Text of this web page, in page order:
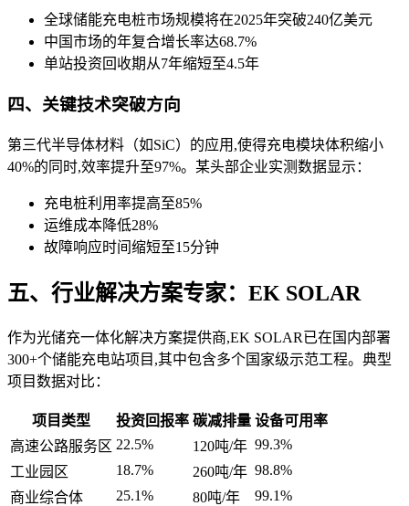
全球储能充电桩市场规模将在2025年突破240亿美元
中国市场的年复合增长率达68.7%
单站投资回收期从7年缩短至4.5年
四、关键技术突破方向
第三代半导体材料（如SiC）的应用,使得充电模块体积缩小
40%的同时,效率提升至97%。某头部企业实测数据显示：
充电桩利用率提高至85%
运维成本降低28%
故障响应时间缩短至15分钟
五、行业解决方案专家：EK SOLAR
作为光储充一体化解决方案提供商,EK SOLAR已在国内部署
300+个储能充电站项目,其中包含多个国家级示范工程。典型
项目数据对比：
项目类型 投资回报率 碳减排量 设备可用率
高速公路服务区 22.5% 120吨/年 99.3%
工业园区
18.7% 260吨/年 98.8%
商业综合体
25.1% 80吨/年 99.1%